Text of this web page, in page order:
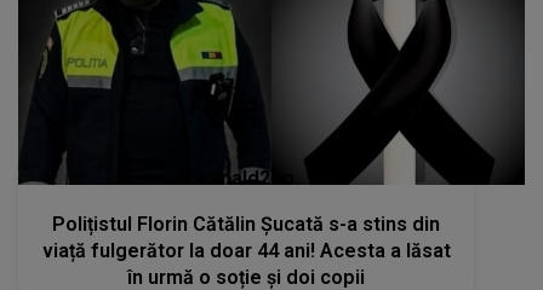
kanald2.ro
Polițistul Florin Cătălin Șucată s-a stins din
viață fulgerător la doar 44 ani! Acesta a lăsat
în urmă o soție și doi copii